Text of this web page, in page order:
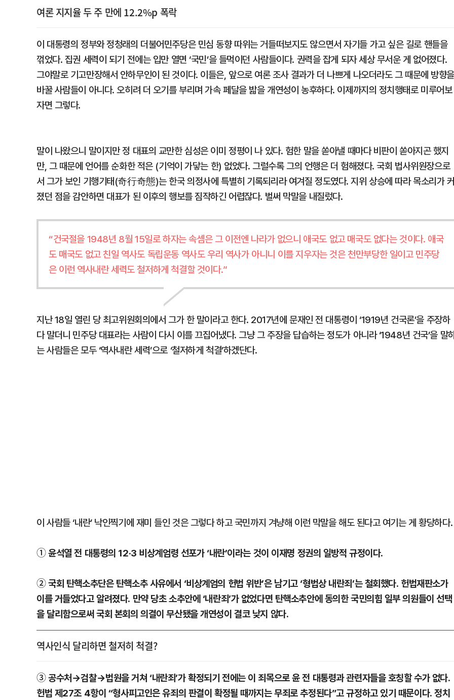
여론 지지율 두 주 만에 12.2%p 폭락
이 대통령의 정부와 정청래의 더불어민주당은 민심 동향 따위는 거들떠보지도 않으면서 자기들 가고 싶은 길로 핸들을
꺾었다. 집권 세력이 되기 전에는 입만 열면 ‘국민’을 들먹이던 사람들이다. 권력을 잡게 되자 세상 무서운 게 없어졌다.
그야말로 기고만장해서 안하무인이 된 것이다. 이들은, 앞으로 여론 조사 결과가 더 나쁘게 나오더라도 그 때문에 방향
바꿀 사람들이 아니다. 오히려 더 오기를 부리며 가속 페달을 밟을 개연성이 농후하다. 이제까지의 정치행태로 미루어보
자면 그렇다.
말이 나왔으니 말이지만 정 대표의 교만한 심성은 이미 정평이 나 있다. 험한 말을 쏟아낼 때마다 비판이 쏟아지곤 했지
만, 그 때문에 언어를 순화한 적은 (기억이 가닿는 한) 없었다. 그럴수록 그의 언행은 더 험해졌다. 국회 법사위원장으로
서 그가 보인 기행기태(奇行奇態)는 한국 의정사에 특별히 기록되리라 여겨질 정도였다. 지위 상승에 따라 목소리가
졌던 점을 감안하면 대표가 된 이후의 행보를 짐작하긴 어렵잖다. 벌써 막말을 내질렀다.
“건국절을 1948년 8월 15일로 하자는 속셈은 그 이전엔 나라가 없으니 애국도 없고 매국도 없다는 것이다. 애국
도 매국도 없고 친일 역사도 독립운동 역사도 우리 역사가 아니니 이를 지우자는 것은 천만부당한 일이고 민주당
은 이런 역사내란 세력도 철저하게 척결할 것이다.”
지난 18일 열린 당 최고위원회의에서 그가 한 말이라고 한다. 2017년에 문재인 전 대통령이 ‘1919년 건국론’을 주장하
다 말더니 민주당 대표라는 사람이 다시 이를 끄집어냈다. 그냥 그 주장을 답습하는 정도가 아니라 ‘1948년 건국’을 말
는 사람들은 모두 ‘역사내란 세력’으로 ‘철저하게 척결’하겠단다.
이 사람들 ‘내란’ 낙인찍기에 재미 들인 것은 그렇다 하고 국민까지 겨냥해 이런 막말을 해도 된다고 여기는 게 황당하다.
① 윤석열 전 대통령의 12·3 비상계엄령 선포가 ‘내란’이라는 것이 이재명 정권의 일방적 규정이다.
② 국회 탄핵소추단은 탄핵소추 사유에서 ‘비상계엄의 헌법 위반’은 남기고 ‘형법상 내란죄’는 철회했다. 헌법재판소가
이를 거들었다고 알려졌다. 만약 당초 소추안에 ‘내란죄’가 없었다면 탄핵소추안에 동의한 국민의힘 일부 의원들이 선택
을 달리함으로써 국회 본회의 의결이 무산됐을 개연성이 결코 낮지 않다.
역사인식 달리하면 철저히 척결?
③ 공수처→검찰→법원을 거쳐 ‘내란죄’가 확정되기 전에는 이 죄목으로 윤 전 대통령과 관련자들을 호칭할 수가 없다.
헌법 제27조 4항이 “형사피고인은 유죄의 판결이 확정될 때까지는 무죄로 추정된다”고 규정하고 있기 때문이다. 정치